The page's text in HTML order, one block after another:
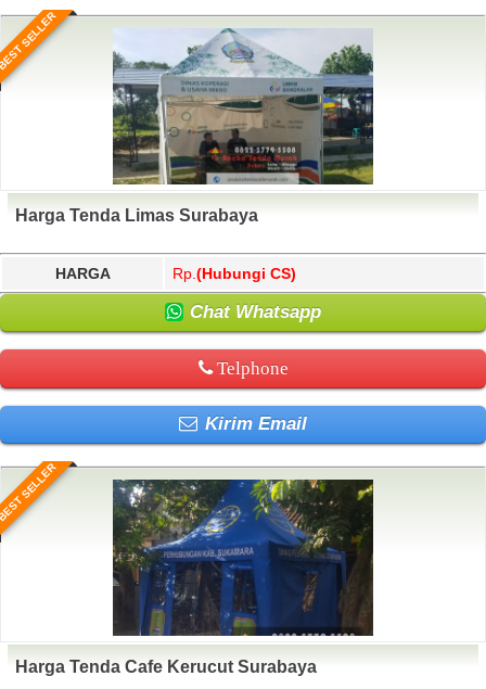
SELLER
Harga Tenda Limas Surabaya
HARGA Rp. (Hubungi CS)
Chat Whatsapp
Telphone
Kirim Email
SELLER
Harga Tenda Cafe Kerucut Surabaya